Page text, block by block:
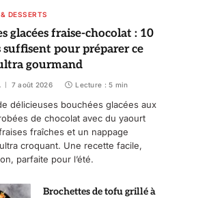
DESSERTS
glacées fraise-chocolat : 10
pour préparer ce
gourmand
7 août 2026 Lecture : 5 min
délicieuses bouchées glacées aux
de chocolat avec du yaourt
fraîches et un nappage
croquant. Une recette facile,
parfaite pour l’été.
Brochettes de tofu grillé à